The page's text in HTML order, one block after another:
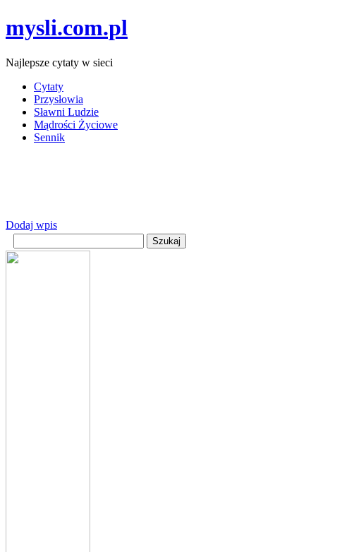
mysli.com.pl
Najlepsze cytaty w sieci
Cytaty
Przysłowia
Sławni Ludzie
Mądrości Życiowe
Sennik
Dodaj wpis